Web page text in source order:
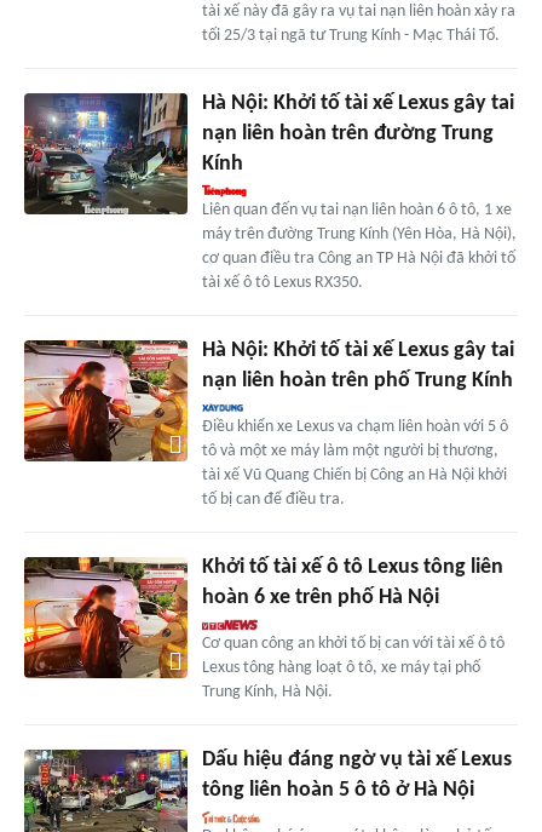
tài xế này đã gây ra vụ tai nạn liên hoàn xảy ra
tối 25/3 tại ngã tư Trung Kính - Mạc Thái Tổ.
Hà Nội: Khởi tố tài xế Lexus gây tai
nạn liên hoàn trên đường Trung
Kính
Liên quan đến vụ tai nạn liên hoàn 6 ô tô, 1 xe
máy trên đường Trung Kính (Yên Hòa, Hà Nội),
cơ quan điều tra Công an TP Hà Nội đã khởi tố
tài xế ô tô Lexus RX350.
Hà Nội: Khởi tố tài xế Lexus gây tai
nạn liên hoàn trên phố Trung Kính
Điều khiển xe Lexus va chạm liên hoàn với 5 ô
tô và một xe máy làm một người bị thương,
tài xế Vũ Quang Chiến bị Công an Hà Nội khởi
tố bị can để điều tra.
Khởi tố tài xế ô tô Lexus tông liên
hoàn 6 xe trên phố Hà Nội
Cơ quan công an khởi tố bị can với tài xế ô tô
Lexus tông hàng loạt ô tô, xe máy tại phố
Trung Kính, Hà Nội.
Dấu hiệu đáng ngờ vụ tài xế Lexus
tông liên hoàn 5 ô tô ở Hà Nội